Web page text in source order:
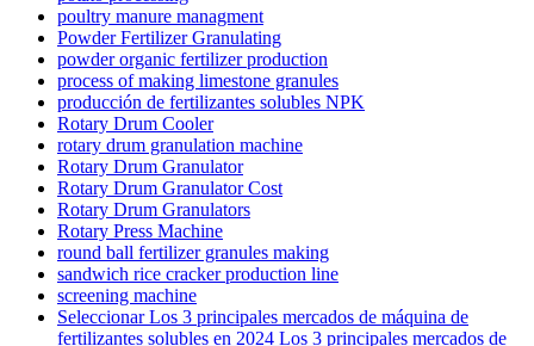
poultry manure managment
Powder Fertilizer Granulating
powder organic fertilizer production
process of making limestone granules
producción de fertilizantes solubles NPK
Rotary Drum Cooler
rotary drum granulation machine
Rotary Drum Granulator
Rotary Drum Granulator Cost
Rotary Drum Granulators
Rotary Press Machine
round ball fertilizer granules making
sandwich rice cracker production line
screening machine
Seleccionar Los 3 principales mercados de máquina de
fertilizantes solubles en 2024 Los 3 principales mercados de